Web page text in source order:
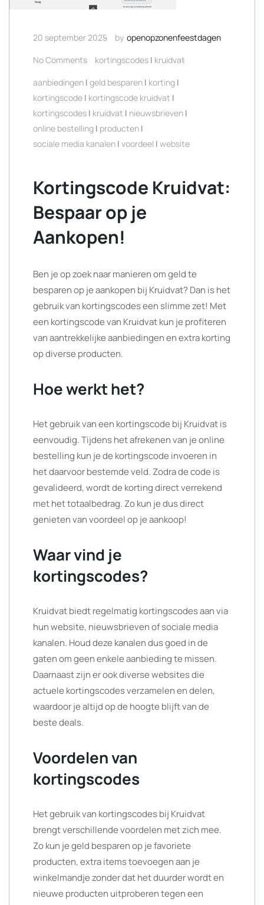
20 september 2025 by openopzonenfeestdagen
No Comments
kortingscodes | kruidvat
aanbiedingen | geld besparen | korting |
kortingscode | kortingscode kruidvat |
kortingscodes | kruidvat | nieuwsbrieven |
online bestelling | producten |
sociale media kanalen | voordeel | website
Kortingscode Kruidvat:
Bespaar op je
Aankopen!
Ben je op zoek naar manieren om geld te
besparen op je aankopen bij Kruidvat? Dan is het
gebruik van kortingscodes een slimme zet! Met
een kortingscode van Kruidvat kun je profiteren
van aantrekkelijke aanbiedingen en extra korting
op diverse producten.
Hoe werkt het?
Het gebruik van een kortingscode bij Kruidvat is
eenvoudig. Tijdens het afrekenen van je online
bestelling kun je de kortingscode invoeren in
het daarvoor bestemde veld. Zodra de code is
gevalideerd, wordt de korting direct verrekend
met het totaalbedrag. Zo kun je dus direct
genieten van voordeel op je aankoop!
Waar vind je
kortingscodes?
Kruidvat biedt regelmatig kortingscodes aan via
hun website, nieuwsbrieven of sociale media
kanalen. Houd deze kanalen dus goed in de
gaten om geen enkele aanbieding te missen.
Daarnaast zijn er ook diverse websites die
actuele kortingscodes verzamelen en delen,
waardoor je altijd op de hoogte blijft van de
beste deals.
Voordelen van
kortingscodes
Het gebruik van kortingscodes bij Kruidvat
brengt verschillende voordelen met zich mee.
Zo kun je geld besparen op je favoriete
producten, extra items toevoegen aan je
winkelmandje zonder dat het duurder wordt en
nieuwe producten uitproberen tegen een